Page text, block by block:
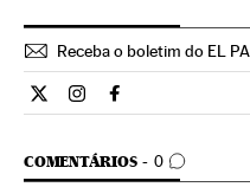
Receba o boletim do EL
Economia El País Brasil
Economia El País
Economia El
COMENTÁRIOS 0
COMENTÁRIOS